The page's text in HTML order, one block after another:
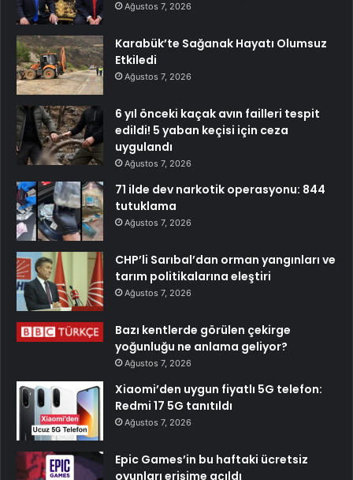
Ağustos 7, 2026
Karabük’te Sağanak Hayatı Olumsuz
Etkiledi
Ağustos 7, 2026
6 yıl önceki kaçak avın failleri tespit
edildi! 5 yaban keçisi için ceza
uygulandı
Ağustos 7, 2026
71 ilde dev narkotik operasyonu: 844
tutuklama
Ağustos 7, 2026
CHP’li Sarıbal’dan orman yangınları ve
tarım politikalarına eleştiri
Ağustos 7, 2026
Bazı kentlerde görülen çekirge
yoğunluğu ne anlama geliyor?
Ağustos 7, 2026
Xiaomi’den uygun fiyatlı 5G telefon:
Redmi 17 5G tanıtıldı
Ağustos 7, 2026
Epic Games’in bu haftaki ücretsiz
oyunları erişime açıldı